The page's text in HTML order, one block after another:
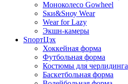
Моноколесо Gowheel
Sки&Sноу Wear
Wear for Lazy
Экшн-камеры
SпортЦэх
Хоккейная форма
Футбольная форма
Костюмы для черлидинга
Баскетбольная форма